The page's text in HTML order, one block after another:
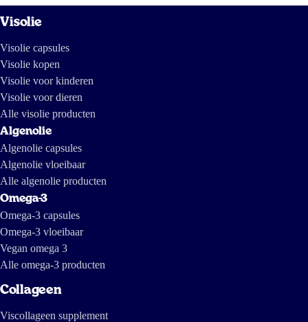
Visolie
Visolie capsules
Visolie kopen
Visolie voor kinderen
Visolie voor dieren
Alle visolie producten
Algenolie
Algenolie capsules
Algenolie vloeibaar
Alle algenolie producten
Omega-3
Omega-3 capsules
Omega-3 vloeibaar
Vegan omega 3
Alle omega-3 producten
Collageen
Viscollageen supplement